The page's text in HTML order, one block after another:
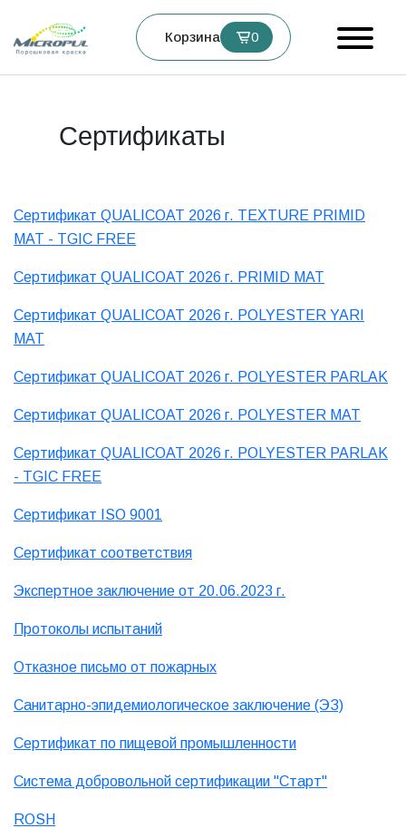
Корзина 0
Сертификаты
Сертификат QUALICOAT 2026 г. TEXTURE PRIMID
MAT - TGIC FREE
Сертификат QUALICOAT 2026 г. PRIMID MAT
Сертификат QUALICOAT 2026 г. POLYESTER YARI
MAT
Сертификат QUALICOAT 2026 г. POLYESTER PARLAK
Сертификат QUALICOAT 2026 г. POLYESTER MAT
Сертификат QUALICOAT 2026 г. POLYESTER PARLAK
- TGIC FREE
Сертификат ISO 9001
Сертификат соответствия
Экспертное заключение от 20.06.2023 г.
Протоколы испытаний
Отказное письмо от пожарных
Санитарно-эпидемиологическое заключение (ЭЗ)
Сертификат по пищевой промышленности
Система добровольной сертификации "Старт"
ROSH